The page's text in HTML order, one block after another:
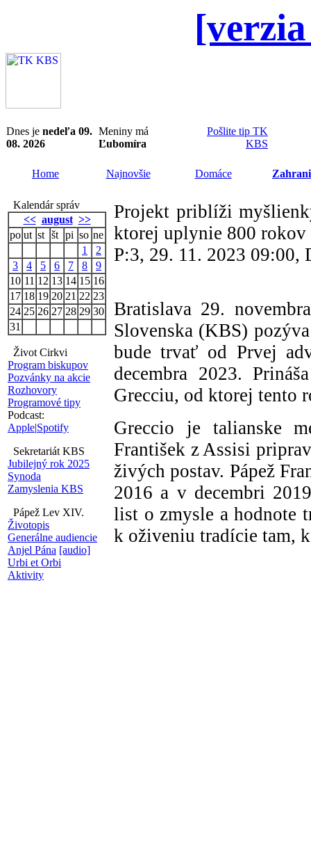
Dnes je nedeľa 09.
08. 2026
Meniny má
Ľubomíra
Pošlite tip TK
KBS
Home Najnovšie Domáce
Kalendár správ
<< august >>
po ut st št pi so ne
1
2
3
4 5 6 7 8
9
10 11 12 13 14 15 16
17 18 19 20 21 22 23
24 25 26 27 28 29 30
31
Život Cirkvi
Program biskupov
Pozvánky na akcie
Rozhovory
Programové tipy
Podcast:
Apple|Spotify
Sekretariát KBS
Jubilejný rok 2025
Synoda
Zamyslenia KBS
Pápež Lev XIV.
Životopis
Generálne audiencie
Anjel Pána [audio]
Urbi et Orbi
Aktivity
Projekt priblíži
ktorej uplynie 800 rokov
P:3, 29. 11. 2023 09:00,
Bratislava 29.
Slovenska (KBS)
bude trvať od Prvej
decembra 2023.
Grecciu, od ktorej tento
Greccio je talianske
František z Assisi
živých postav. Pápež
2016 a v decembri
list o zmysle a hodnote
k oživeniu tradície tam,